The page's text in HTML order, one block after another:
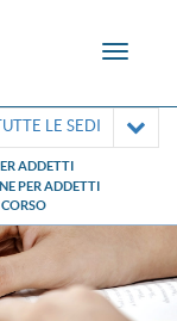
Toggle
LE SEDI
ADDETTI
PER ADDETTI